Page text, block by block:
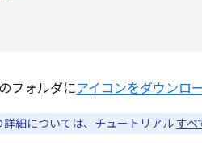
フォルダにアイコンをダウンロ
細については、チュートリアルすべ